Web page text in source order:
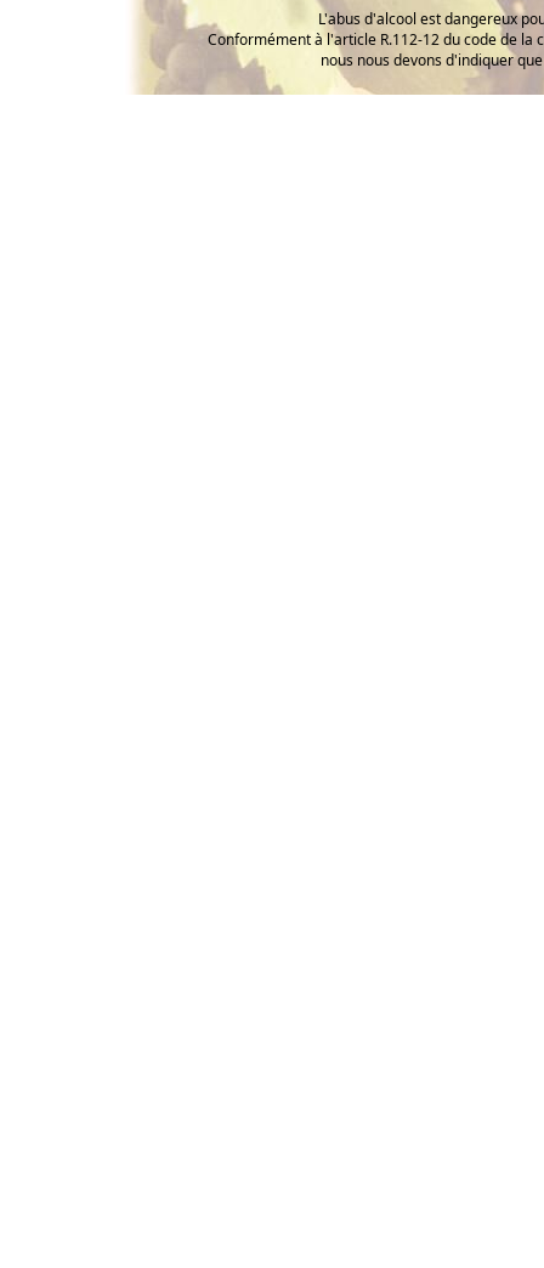
L'abus d'alcool est dangereux
Conformément à l'article R.112-12 du code de la
nous nous devons d'indiquer